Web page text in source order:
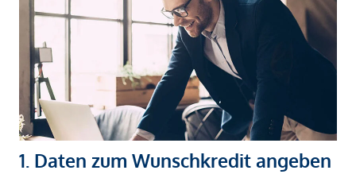
1. Daten zum Wunschkredit angeben